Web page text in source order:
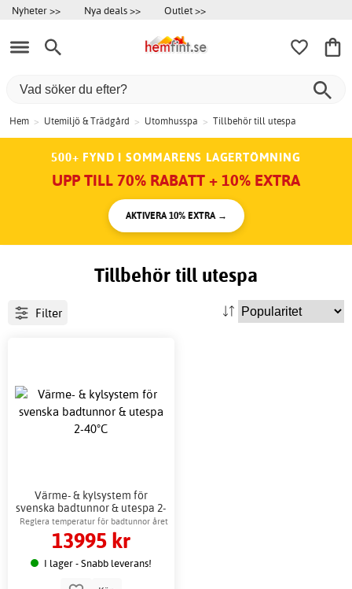
Nyheter >> Nya deals >> Outlet >>
Hem > Utemiljö & Trädgård > Utomhusspa > Tillbehör till utespa
500+ FYND I SOMMARENS LAGERTÖMNING
UPP TILL 70% RABATT + 10% EXTRA
AKTIVERA 10% EXTRA →
Tillbehör till utespa
Filter
Värme- & kylsystem för
svenska badtunnor & utespa 2-
40°C
Reglera temperatur för badtunnor året
runt
13995 kr
I lager - Snabb leverans!